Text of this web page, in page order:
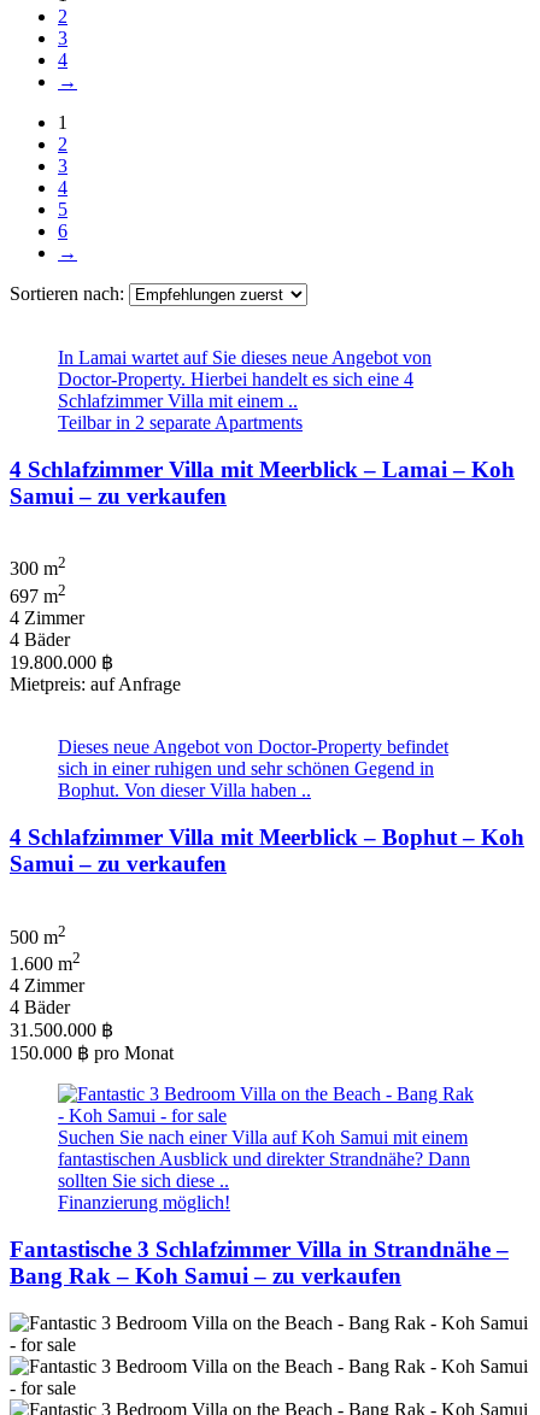
2
3
4
→
1
2
3
4
5
6
→
Sortieren nach:
In Lamai wartet auf Sie dieses neue Angebot von
Doctor-Property. Hierbei handelt es sich eine 4
Schlafzimmer Villa mit einem ..
Teilbar in 2 separate Apartments
4 Schlafzimmer Villa mit Meerblick – Lamai – Koh
Samui – zu verkaufen
300 m2
697 m2
4 Zimmer
4 Bäder
19.800.000 ฿
Mietpreis: auf Anfrage
Dieses neue Angebot von Doctor-Property befindet
sich in einer ruhigen und sehr schönen Gegend in
Bophut. Von dieser Villa haben ..
4 Schlafzimmer Villa mit Meerblick – Bophut – Koh
Samui – zu verkaufen
500 m2
1.600 m2
4 Zimmer
4 Bäder
31.500.000 ฿
150.000 ฿ pro Monat
Suchen Sie nach einer Villa auf Koh Samui mit einem
fantastischen Ausblick und direkter Strandnähe? Dann
sollten Sie sich diese ..
Finanzierung möglich!
Fantastische 3 Schlafzimmer Villa in Strandnähe –
Bang Rak – Koh Samui – zu verkaufen